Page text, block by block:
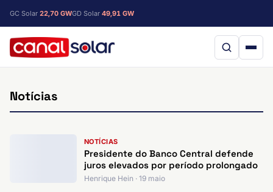
GC Solar 22,70 GWGD Solar 49,91 GW
Notícias
NOTÍCIAS
Presidente do Banco Central defende
juros elevados por período prolongado
Henrique Hein · 19 maio